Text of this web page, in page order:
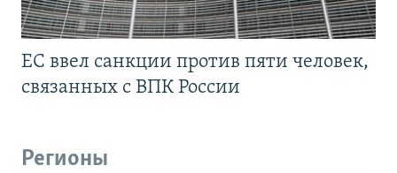
ЕС ввел санкции против пяти человек,
связанных с ВПК России
Регионы